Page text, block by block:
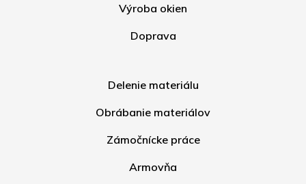
Výroba okien
Doprava
Delenie materiálu
Obrábanie materiálov
Zámočnícke práce
Armovňa